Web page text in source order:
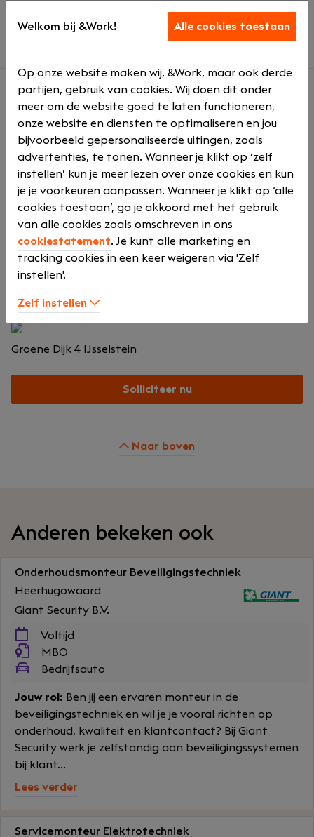
familiebedrijf
Over ons
Bunnik Bouw is een familiebedrijf dat staat voor
kwaliteit, betrouwbaarheid en nuchter samenwerken.
Wij ontwikkelen en bouwen woningen waar we zelf
trots op zijn, met aandacht voor vakmanschap en
detail. Als allround werkvoorbereider krijg je bij ons de
ruimte om jouw kennis in te zetten en een belangrijke
bijdrage te leveren aan onze projecten.
Onze locatie
Groene Dijk 4 IJsselstein
Solliciteer nu
Naar boven
Anderen bekeken ook
Onderhoudsmonteur Beveiligingstechniek
Heerhugowaard
Giant Security B.V.
Voltijd
MBO
Bedrijfsauto
Jouw rol: Ben jij een ervaren monteur in de
beveiligingstechniek en wil je je vooral richten op
onderhoud, kwaliteit en klantcontact? Bij Giant
Security werk je zelfstandig aan beveiligingssystemen
bij klant...
Lees verder
Servicemonteur Elektrotechniek
Welkom bij &Work! Alle cookies toestaan
Op onze website maken wij, &Work, maar ook derde
partijen, gebruik van cookies. Wij doen dit onder
meer om de website goed te laten functioneren,
onze website en diensten te optimaliseren en jou
bijvoorbeeld gepersonaliseerde uitingen, zoals
advertenties, te tonen. Wanneer je klikt op ‘zelf
instellen’ kun je meer lezen over onze cookies en kun
je je voorkeuren aanpassen. Wanneer je klikt op ‘alle
cookies toestaan’, ga je akkoord met het gebruik
van alle cookies zoals omschreven in ons
cookiestatement. Je kunt alle marketing en
tracking cookies in een keer weigeren via 'Zelf
instellen'.
Zelf instellen